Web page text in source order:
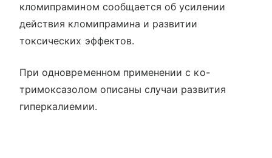
кломипрамином сообщается об усилении
действия кломипрамина и развитии
токсических эффектов.
При одновременном применении с ко-
тримоксазолом описаны случаи развития
гиперкалиемии.